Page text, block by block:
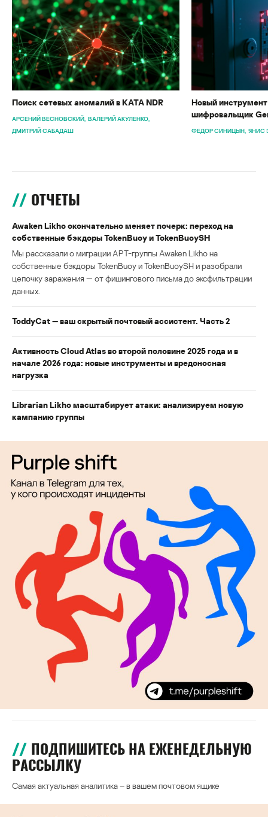
Поиск сетевых аномалий в KATA NDR
АРСЕНИЙ ВЕСНОВСКИЙ ВАЛЕРИЙ АКУЛЕНКО
ДМИТРИЙ САБАДАШ
Новый
шифровальщик
ФЕДОР СИНИЦЫН ЯНИС
ОТЧЕТЫ
Awaken Likho окончательно меняет почерк: переход на
собственные бэкдоры TokenBuoy и TokenBuoySH
Мы рассказали о миграции APT-группы Awaken Likho на
собственные бэкдоры TokenBuoy и TokenBuoySH и разобрали
цепочку заражения — от фишингового письма до эксфильтрации
данных.
ToddyCat — ваш скрытый почтовый ассистент. Часть 2
Активность Cloud Atlas во второй половине 2025 года и в
начале 2026 года: новые инструменты и вредоносная
нагрузка
Librarian Likho масштабирует атаки: анализируем новую
кампанию группы
ПОДПИШИТЕСЬ НА ЕЖЕНЕДЕЛЬНУЮ
РАССЫЛКУ
Самая актуальная аналитика – в вашем почтовом ящике